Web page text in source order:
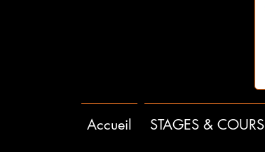
Accueil STAGES & COURS